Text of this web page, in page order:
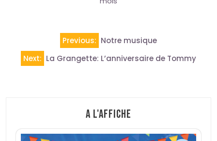
l’article
Previous: Notre musique
Next: La Grangette: L’anniversaire de Tommy
A l'affiche